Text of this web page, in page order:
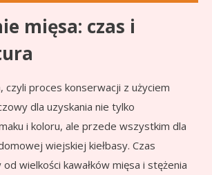
mięsa: czas i
czyli proces konserwacji z użyciem
dla uzyskania nie tylko
i koloru, ale przede wszystkim dla
wiejskiej kiełbasy. Czas
wielkości kawałków mięsa i stężenia